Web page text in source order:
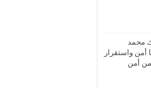
محمد
أمن واستقرار
من أمن